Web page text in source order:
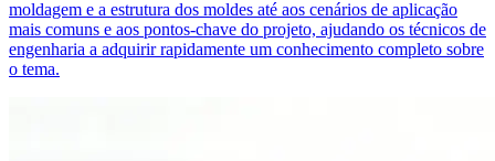
moldagem e a estrutura dos moldes até aos cenários de aplicação
mais comuns e aos pontos-chave do projeto, ajudando os técnicos de
engenharia a adquirir rapidamente um conhecimento completo sobre
o tema.